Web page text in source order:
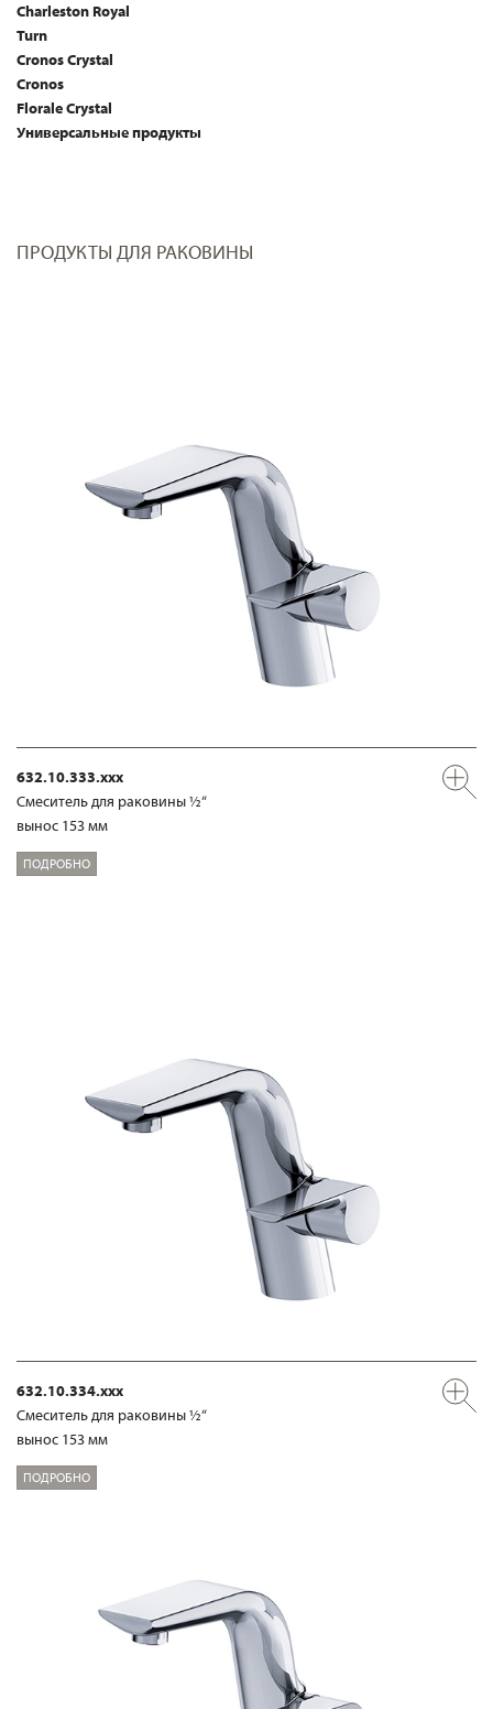
Charleston Royal
Turn
Cronos Crystal
Cronos
Florale Crystal
Универсальные продукты
ПРОДУКТЫ ДЛЯ РАКОВИНЫ
632.10.333.xxx
Смеситель для раковины ½“
вынос 153 мм
ПОДРОБНО
632.10.334.xxx
Смеситель для раковины ½“
вынос 153 мм
ПОДРОБНО